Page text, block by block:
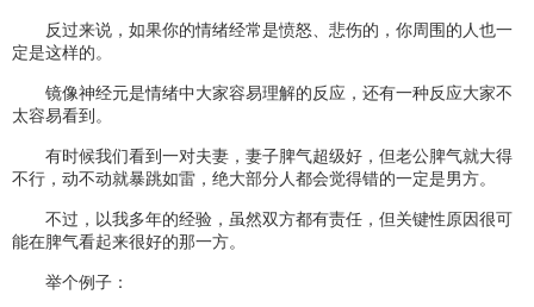
反过来说，如果你的情绪经常是愤怒、悲伤的，你周围的人也一
定是这样的。
镜像神经元是情绪中大家容易理解的反应，还有一种反应大家不
太容易看到。
有时候我们看到一对夫妻，妻子脾气超级好，但老公脾气就大得
不行，动不动就暴跳如雷，绝大部分人都会觉得错的一定是男方。
不过，以我多年的经验，虽然双方都有责任，但关键性原因很可
能在脾气看起来很好的那一方。
举个例子：